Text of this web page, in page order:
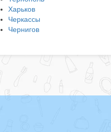
Харьков
Черкассы
Чернигов